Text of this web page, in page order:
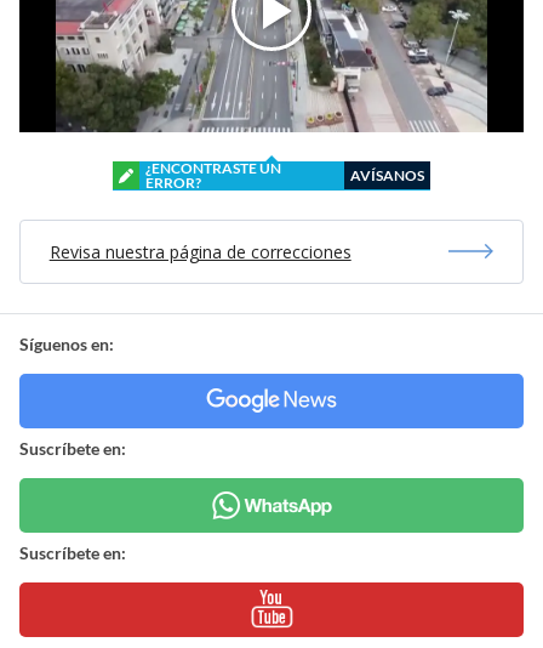
¿ENCONTRASTE UN
ERROR?
AVÍSANOS
Revisa nuestra página de correcciones
Síguenos en:
Suscríbete en:
Suscríbete en: